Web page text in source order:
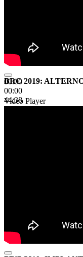
00:00
00:00
44:38
BRC 2019:
Video Player